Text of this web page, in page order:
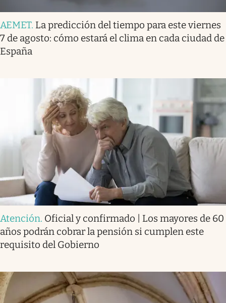
AEMET. La predicción del tiempo para este viernes
7 de agosto: cómo estará el clima en cada ciudad de
España
Atención. Oficial y confirmado | Los mayores de 60
años podrán cobrar la pensión si cumplen este
requisito del Gobierno